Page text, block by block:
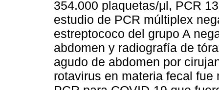
354.000 plaquetas/μl, PCR
estudio de PCR múltiplex
estreptococo del grupo A
abdomen y radiografía de
agudo de abdomen por
rotavirus en materia fecal